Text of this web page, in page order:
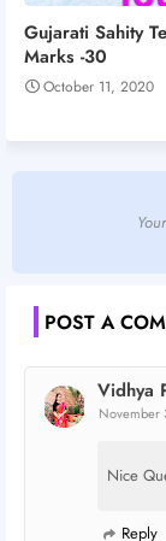
Gujarati Sahity
Marks -30
October 11, 2020
POST A
Vidhya
November
Nice
Reply